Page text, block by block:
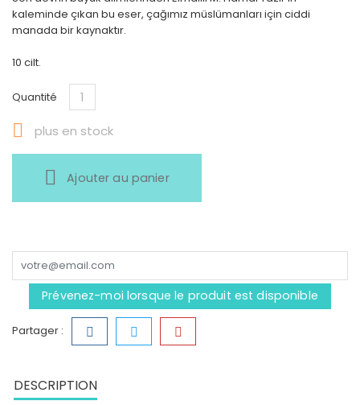
kaleminde çıkan bu eser, çağımız müslümanları için ciddi
manada bir kaynaktır.
10 cilt.
Quantité
 plus en stock
Ajouter au panier
Prévenez-moi lorsque le produit est disponible
Partager :
DESCRIPTION